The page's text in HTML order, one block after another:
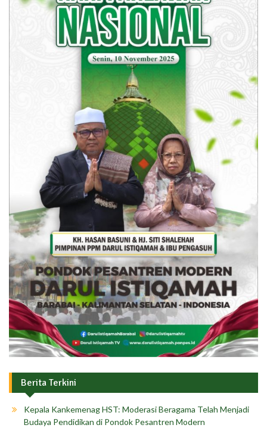
Berita Terkini
Kepala Kankemenag HST: Moderasi Beragama Telah Menjadi
Budaya Pendidikan di Pondok Pesantren Modern